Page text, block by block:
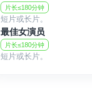
片长≤180分钟
短片或长片。
最佳女演员
片长≤180分钟
短片或长片。